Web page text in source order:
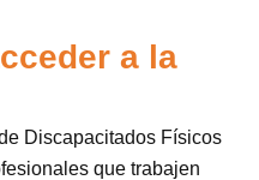
a la
Discapacitados Físicos
que trabajen